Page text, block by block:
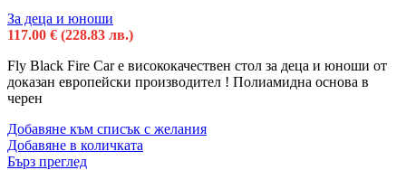
За деца и юноши
117.00 € (228.83 лв.)
Fly Black Fire Car е висококачествен стол за деца и юноши от
доказан европейски производител ! Полиамидна основa в
черен
Добавяне към списък с желания
Добавяне в количката
Бърз преглед